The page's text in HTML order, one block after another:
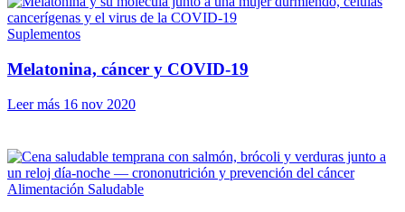
Suplementos
Melatonina, cáncer y COVID-19
Leer más 16 nov 2020
Alimentación Saludable